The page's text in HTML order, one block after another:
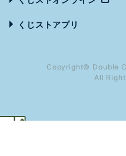
くじストアプリ
Copyright© Double
All